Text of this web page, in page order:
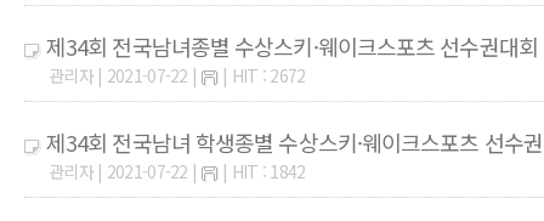
제34회 전국남녀종별 수상스키·웨이크스포츠 선수권대
관리자 | 2021-07-22 | | HIT : 2672
제34회 전국남녀 학생종별 수상스키·웨이크스포츠 선수
관리자 | 2021-07-22 | | HIT : 1842